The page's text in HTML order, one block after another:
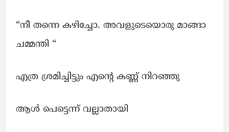
“നീ തന്നെ കഴിച്ചോ. അവളുടെയൊരു മാങ്ങാ
ചമ്മന്തി “
എത്ര ശ്രമിച്ചിട്ടും എന്റെ കണ്ണ് നിറഞ്ഞു
ആൾ പെട്ടെന്ന് വല്ലാതായി